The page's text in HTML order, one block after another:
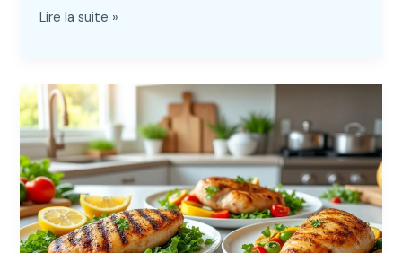
Calorie
light,
normal…
que
faut-
il
vraiment
boire
?
Lire la suite »